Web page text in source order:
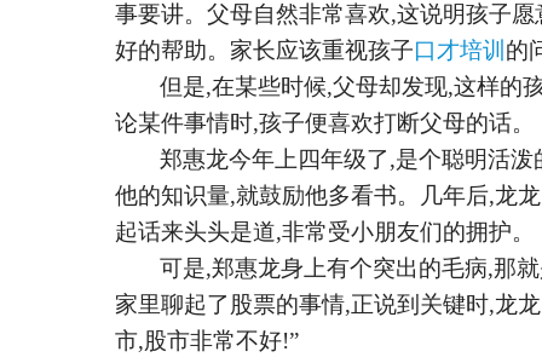
事要讲。父母自然非常喜欢,这说明孩子
好的帮助。家长应该重视孩子口才培训 的
但是,在某些时候,父母却发现,这样的
论某件事情时,孩子便喜欢打断父母的话。
郑惠龙今年上四年级了,是个聪明活
他的知识量,就鼓励他多看书。几年后,龙
起话来头头是道,非常受小朋友们的拥护。
可是,郑惠龙身上有个突出的毛病,那
家里聊起了股票的事情,正说到关键时,龙
市,股市非常不好!”